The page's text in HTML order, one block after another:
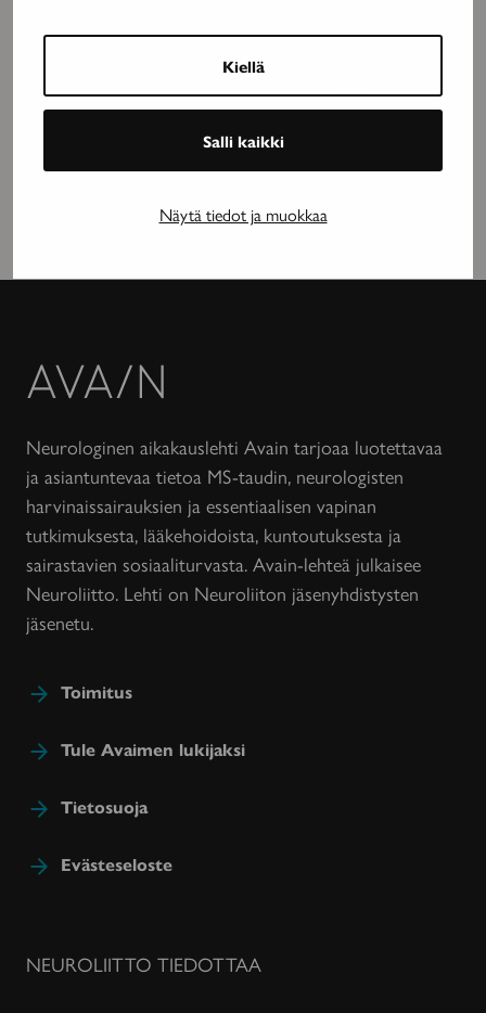
Kiellä
Salli kaikki
Näytä tiedot ja muokkaa
Avain-
lehti
Neurologinen aikakauslehti Avain tarjoaa luotettavaa
ja asiantuntevaa tietoa MS-taudin, neurologisten
harvinaissairauksien ja essentiaalisen vapinan
tutkimuksesta, lääkehoidoista, kuntoutuksesta ja
sairastavien sosiaaliturvasta. Avain-lehteä julkaisee
Neuroliitto. Lehti on Neuroliiton jäsenyhdistysten
jäsenetu.
Toimitus
Tule Avaimen lukijaksi
Tietosuoja
Evästeseloste
NEUROLIITTO TIEDOTTAA